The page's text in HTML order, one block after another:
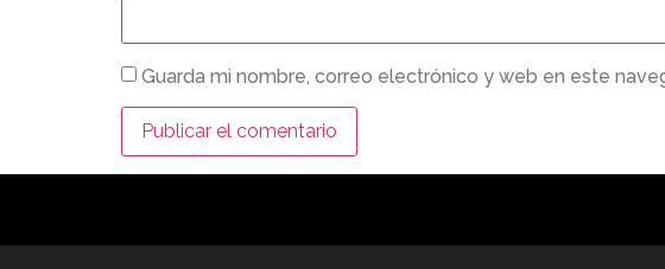
Guarda mi nombre, correo electrónico y web en este